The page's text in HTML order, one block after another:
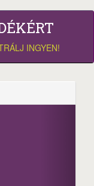
INGYEN!